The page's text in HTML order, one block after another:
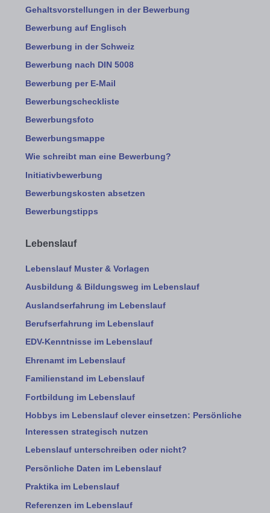
Gehaltsvorstellungen in der Bewerbung
Bewerbung auf Englisch
Bewerbung in der Schweiz
Bewerbung nach DIN 5008
Bewerbung per E-Mail
Bewerbungscheckliste
Bewerbungsfoto
Bewerbungsmappe
Wie schreibt man eine Bewerbung?
Initiativbewerbung
Bewerbungskosten absetzen
Bewerbungstipps
Lebenslauf
Lebenslauf Muster & Vorlagen
Ausbildung & Bildungsweg im Lebenslauf
Auslandserfahrung im Lebenslauf
Berufserfahrung im Lebenslauf
EDV-Kenntnisse im Lebenslauf
Ehrenamt im Lebenslauf
Familienstand im Lebenslauf
Fortbildung im Lebenslauf
Hobbys im Lebenslauf clever einsetzen: Persönliche
Interessen strategisch nutzen
Lebenslauf unterschreiben oder nicht?
Persönliche Daten im Lebenslauf
Praktika im Lebenslauf
Referenzen im Lebenslauf